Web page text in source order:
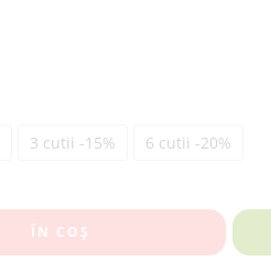
3 cutii -15% 6 cutii -20%
ÎN COȘ